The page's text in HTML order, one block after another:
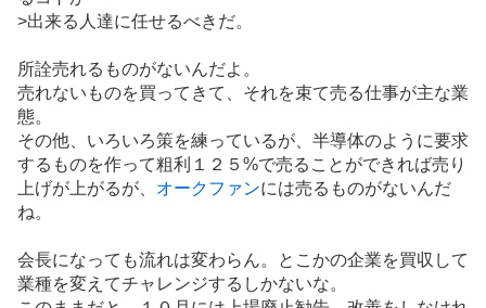
板
記
>出来る人達に任せるべきだ。
所詮売れるものがないんだよ。
売れないものを買ってきて、それを束て売る仕事が主な業
態。
その他、いろいろ策を練っているが、 半導体のように要求
するものを作って粗利１２５%で売ることができれば売り
上げが上がるが、 オークファンには売るものがないんだ
ね。
会長になっても流れは変わらん。とこかの企業を買収して
業種を変えてチャレンジするしかないな。